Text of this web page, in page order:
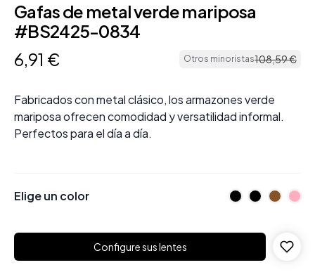
Gafas de metal verde mariposa
#BS2425-0834
6,91 € Otros minoristas108,59€
Fabricados con metal clásico, los armazones verde
mariposa ofrecen comodidad y versatilidad informal.
Perfectos para el día a día.
Elige un color
Configure sus lentes